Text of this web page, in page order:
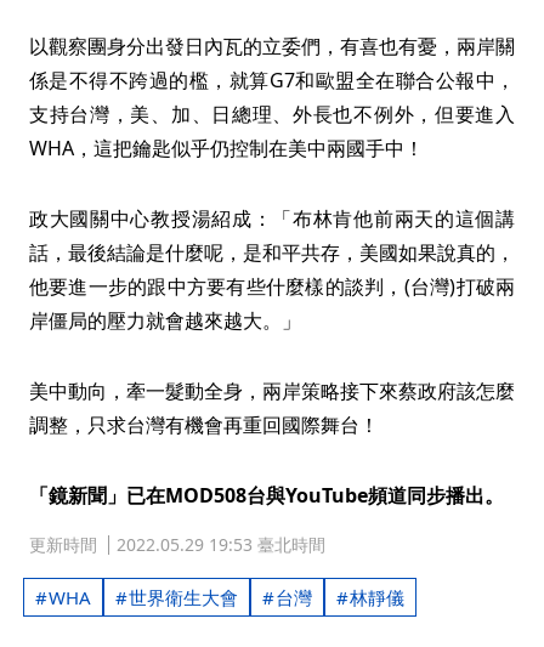
以觀察團身分出發日內瓦的立委們，有喜也有憂，兩岸關
係是不得不跨過的檻，就算G7和歐盟全在聯合公報中，
支持台灣，美、加、日總理、外長也不例外，但要進入
WHA，這把鑰匙似乎仍控制在美中兩國手中！
政大國關中心教授湯紹成：「布林肯他前兩天的這個講
話，最後結論是什麼呢，是和平共存，美國如果說真的，
他要進一步的跟中方要有些什麼樣的談判，(台灣)打破兩
岸僵局的壓力就會越來越大。」
美中動向，牽一髮動全身，兩岸策略接下來蔡政府該怎麼
調整，只求台灣有機會再重回國際舞台！
「鏡新聞」已在MOD508台與YouTube頻道同步播出。
更新時間 2022.05.29 19:53 臺北時間
WHA 世界衛生大會 台灣 林靜儀